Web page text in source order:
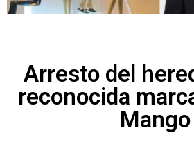
Arresto del
reconocida
Mango